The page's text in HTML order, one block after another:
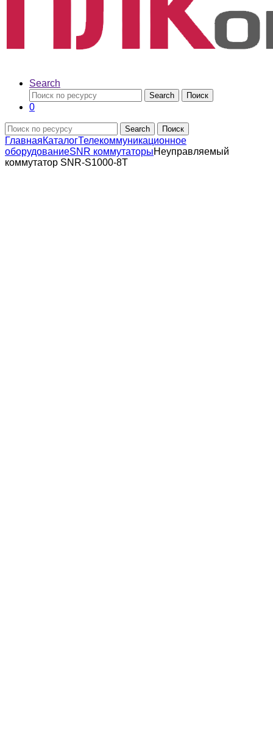
Search
Search Поиск
0
Search Поиск
ГлавнаяКаталогТелекоммуникационное
оборудованиеSNR коммутаторыНеуправляемый
коммутатор SNR-S1000-8T